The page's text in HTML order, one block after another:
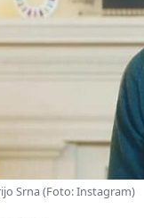
Srna (Foto: Instagram)